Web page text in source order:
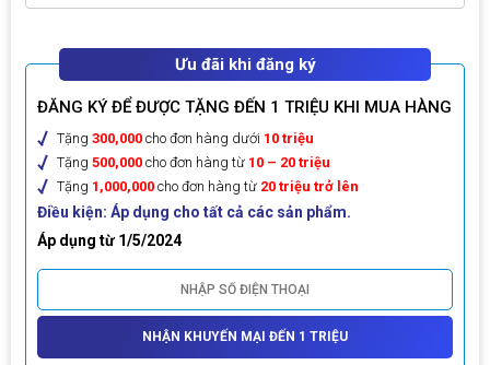
Ưu đãi khi đăng ký
ĐĂNG KÝ ĐỂ ĐƯỢC TẶNG ĐẾN 1 TRIỆU KHI MUA HÀNG
Tặng 300,000 cho đơn hàng dưới 10 triệu
Tặng 500,000 cho đơn hàng từ 10 – 20 triệu
Tặng 1,000,000 cho đơn hàng từ 20 triệu trở lên
Điều kiện: Áp dụng cho tất cả các sản phẩm.
Áp dụng từ 1/5/2024
NHẬN KHUYẾN MẠI ĐẾN 1 TRIỆU